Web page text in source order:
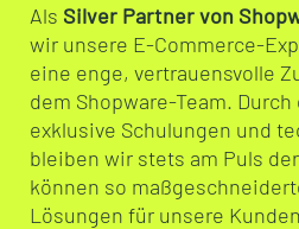
Als Silver Partner von
wir unsere E-Commerce-
eine enge, vertrauensvolle
dem Shopware-Team.
exklusive Schulungen und
bleiben wir stets am Puls
können so
Lösungen für unsere